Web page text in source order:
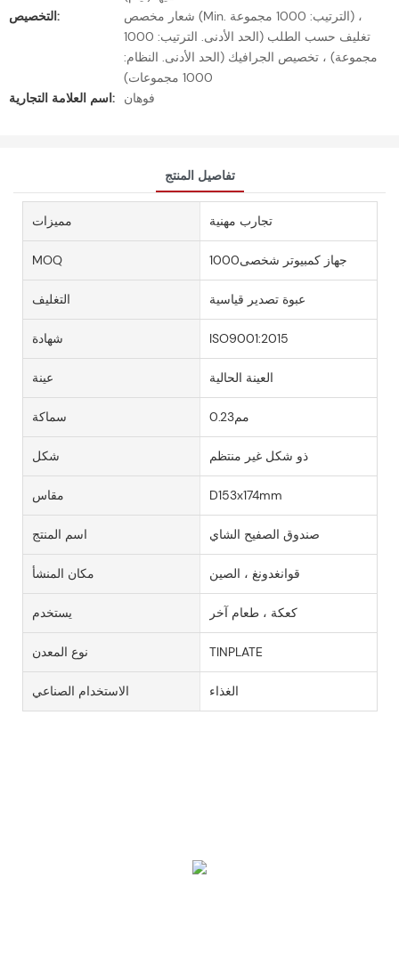
التخصيص:
شعار مخصص (Min. الترتيب: 1000 مجموعة) ،
تغليف حسب الطلب (الحد الأدنى. الترتيب: 1000
مجموعة) ، تخصيص الجرافيك (الحد الأدنى. النظام:
1000 مجموعات)
اسم العلامة التجارية:
فوهان
تفاصيل المنتج
مميزات تجارب مهنية
MOQ جهاز كمبيوتر شخصى1000
التغليف عبوة تصدير قياسية
شهادة ISO9001:2015
عينة العينة الحالية
سماكة مم0.23
شكل ذو شكل غير منتظم
مقاس D153x174mm
اسم المنتج صندوق الصفيح الشاي
مكان المنشأ قوانغدونغ ، الصين
يستخدم كعكة ، طعام آخر
نوع المعدن TINPLATE
الاستخدام الصناعي الغذاء